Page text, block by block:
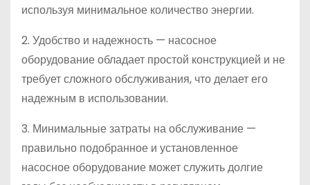
используя минимальное количество энергии.
2. Удобство и надежность — насосное
оборудование обладает простой конструкцией и не
требует сложного обслуживания, что делает его
надежным в использовании.
3. Минимальные затраты на обслуживание —
правильно подобранное и установленное
насосное оборудование может служить долгие